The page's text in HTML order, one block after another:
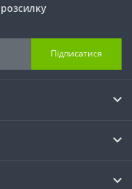
Підписатися